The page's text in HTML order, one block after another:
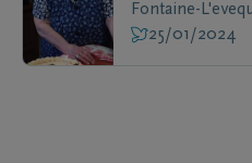
Fontaine-
25/01/2024